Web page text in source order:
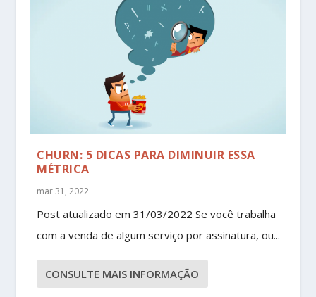
CHURN: 5 DICAS PARA DIMINUIR ESSA
MÉTRICA
mar 31, 2022
Post atualizado em 31/03/2022 Se você trabalha
com a venda de algum serviço por assinatura, ou...
CONSULTE MAIS INFORMAÇÃO